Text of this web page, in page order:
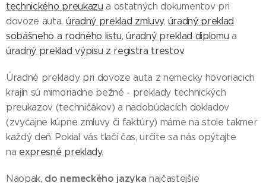
technického preukazu a ostatných dokumentov pri
dovoze auta, úradný preklad zmluvy, úradný preklad
sobášneho a rodného listu,úradný preklad diplomu a
úradný preklad výpisu z registra trestov.
Úradné preklady pri dovoze auta z nemecky hovoriacich
krajín sú mimoriadne bežné - preklady technických
preukazov (techničákov) a nadobúdacích dokladov
(zvyčajne kúpne zmluvy či faktúry) máme na stole takmer
každý deň. Pokiaľ vás tlačí čas, určite sa nás opýtajte
na expresné preklady.
Naopak, do nemeckého jazyka najčastejšie